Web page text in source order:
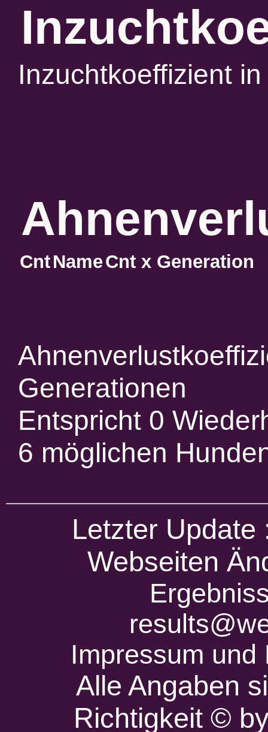
Inzuchtkoeffizient
CntNameCnt x Generation
Generationen
Entspricht 0
6 möglichen
Letzter
Webseiten
Impressum
Alle Angaben
Richtigkeit ©